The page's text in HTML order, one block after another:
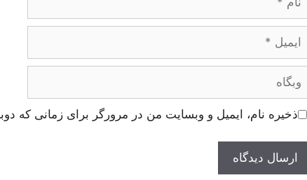
ایمیل
وبگاه
ذخیره نام، ایمیل و وبسایت من در مرورگر برای زمانی که